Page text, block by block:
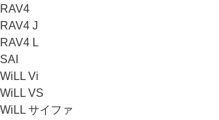
RAV4
RAV4 J
RAV4 L
SAI
WiLL Vi
WiLL VS
WiLL サイファ